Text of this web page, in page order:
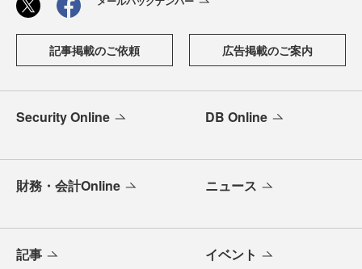
記事掲載のご依頼 広告掲載のご案内
Security Online DB Online
財務・会計Online ニュース
記事 イベント